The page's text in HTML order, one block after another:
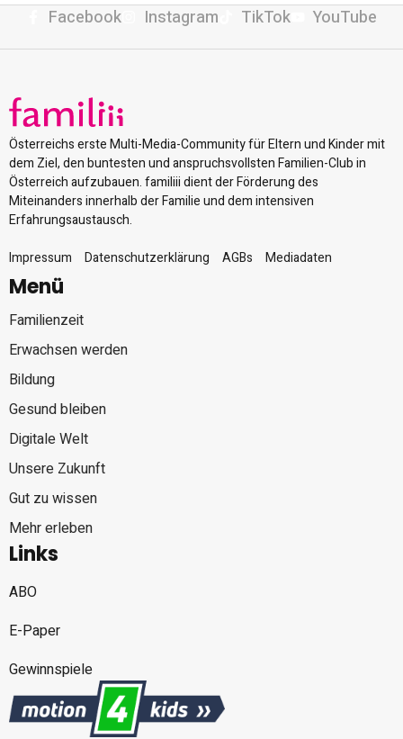
Facebook Instagram TikTok YouTube
Österreichs erste Multi-Media-Community für Eltern und Kinder mit
dem Ziel, den buntesten und anspruchsvollsten Familien-Club in
Österreich aufzubauen. familiii dient der Förderung des
Miteinanders innerhalb der Familie und dem intensiven
Erfahrungsaustausch.
Impressum
Datenschutzerklärung AGBs Mediadaten
Menü
Familienzeit
Erwachsen werden
Bildung
Gesund bleiben
Digitale Welt
Unsere Zukunft
Gut zu wissen
Mehr erleben
Links
ABO
E-Paper
Gewinnspiele